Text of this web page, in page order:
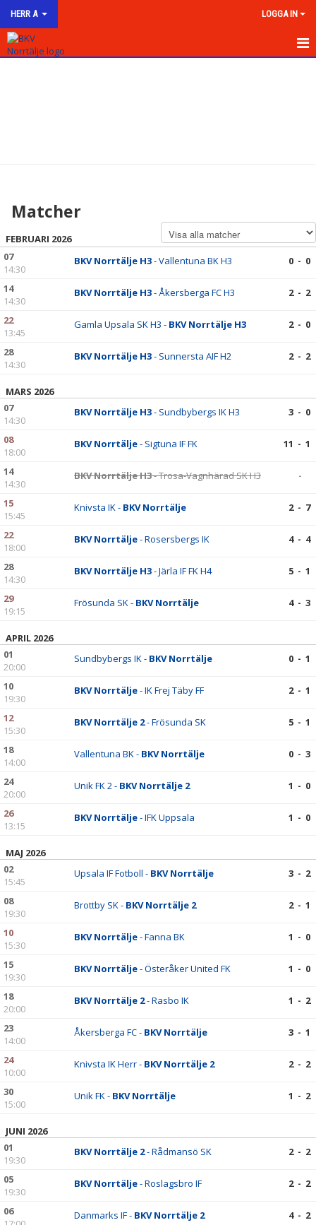
HERR A LOGGA IN
DOKUMENT
KONTAKT
Matcher
FEBRUARI 2026
07
14:30
BKV Norrtälje H3- Vallentuna BK H3 0 - 0
14
14:30
BKV Norrtälje H3- Åkersberga FC H3 2 - 2
22
13:45
Gamla Upsala SK H3 - BKV Norrtälje H3 2 - 0
28
14:30
BKV Norrtälje H3- Sunnersta AIF H2 2 - 2
MARS 2026
07
14:30
BKV Norrtälje H3- Sundbybergs IK H3 3 - 0
08
18:00
BKV Norrtälje- Sigtuna IF FK 11 - 1
14
14:30
BKV Norrtälje H3- Trosa-Vagnhärad SK H3 -
15
15:45
Knivsta IK - BKV Norrtälje 2 - 7
22
18:00
BKV Norrtälje- Rosersbergs IK 4 - 4
28
14:30
BKV Norrtälje H3- Järla IF FK H4 5 - 1
29
19:15
Frösunda SK - BKV Norrtälje 4 - 3
APRIL 2026
01
20:00
Sundbybergs IK - BKV Norrtälje 0 - 1
10
19:30
BKV Norrtälje- IK Frej Täby FF 2 - 1
12
15:30
BKV Norrtälje 2- Frösunda SK 5 - 1
18
14:00
Vallentuna BK - BKV Norrtälje 0 - 3
24
20:00
Unik FK 2 - BKV Norrtälje 2 1 - 0
26
13:15
BKV Norrtälje- IFK Uppsala 1 - 0
MAJ 2026
02
15:45
Upsala IF Fotboll - BKV Norrtälje 3 - 2
08
19:30
Brottby SK - BKV Norrtälje 2 2 - 1
10
15:30
BKV Norrtälje- Fanna BK 1 - 0
15
19:30
BKV Norrtälje- Österåker United FK 1 - 0
18
20:00
BKV Norrtälje 2- Rasbo IK 1 - 2
23
14:00
Åkersberga FC - BKV Norrtälje 3 - 1
24
10:00
Knivsta IK Herr - BKV Norrtälje 2 2 - 2
30
15:00
Unik FK - BKV Norrtälje 1 - 2
JUNI 2026
01
19:30
BKV Norrtälje 2- Rådmansö SK 2 - 2
05
19:30
BKV Norrtälje- Roslagsbro IF 2 - 2
06
Danmarks IF - BKV Norrtälje 2 4 - 2